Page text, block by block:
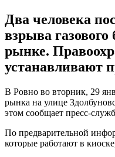
Два человека
взрыва газового
рынке.
устанавливают
В Ровно во вторник, 29
рынка на улице
этом сообщает пресс-
По предварительной
которые работают в